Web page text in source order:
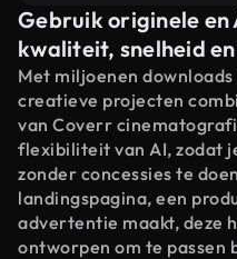
Gebruik originele en
kwaliteit, snelheid
Met miljoenen
creatieve projecten
van Coverr
flexibiliteit van AI, zodat
zonder concessies te
landingspagina, een
advertentie maakt, deze
ontworpen om te passen